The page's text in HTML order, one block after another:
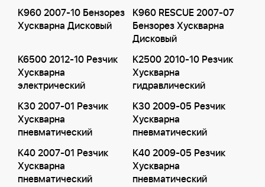
K960 2007-10 Бензорез
Хускварна Дисковый
K960 RESCUE 2007-07
Бензорез Хускварна
Дисковый
K6500 2012-10 Резчик
Хускварна
электрический
K2500 2010-10 Резчик
Хускварна
гидравлический
K30 2007-01 Резчик
Хускварна
пневматический
K30 2009-05 Резчик
Хускварна
пневматический
K40 2007-01 Резчик
Хускварна
пневматический
K40 2009-05 Резчик
Хускварна
пневматический